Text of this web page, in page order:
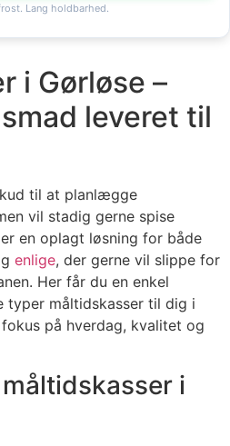
Lang holdbarhed.
i Gørløse –
leveret til
til at planlægge
vil stadig gerne spise
er en oplagt løsning for både
enlige, der gerne vil slippe for
Her får du en enkel
typer måltidskasser til dig i
på hverdag, kvalitet og
i